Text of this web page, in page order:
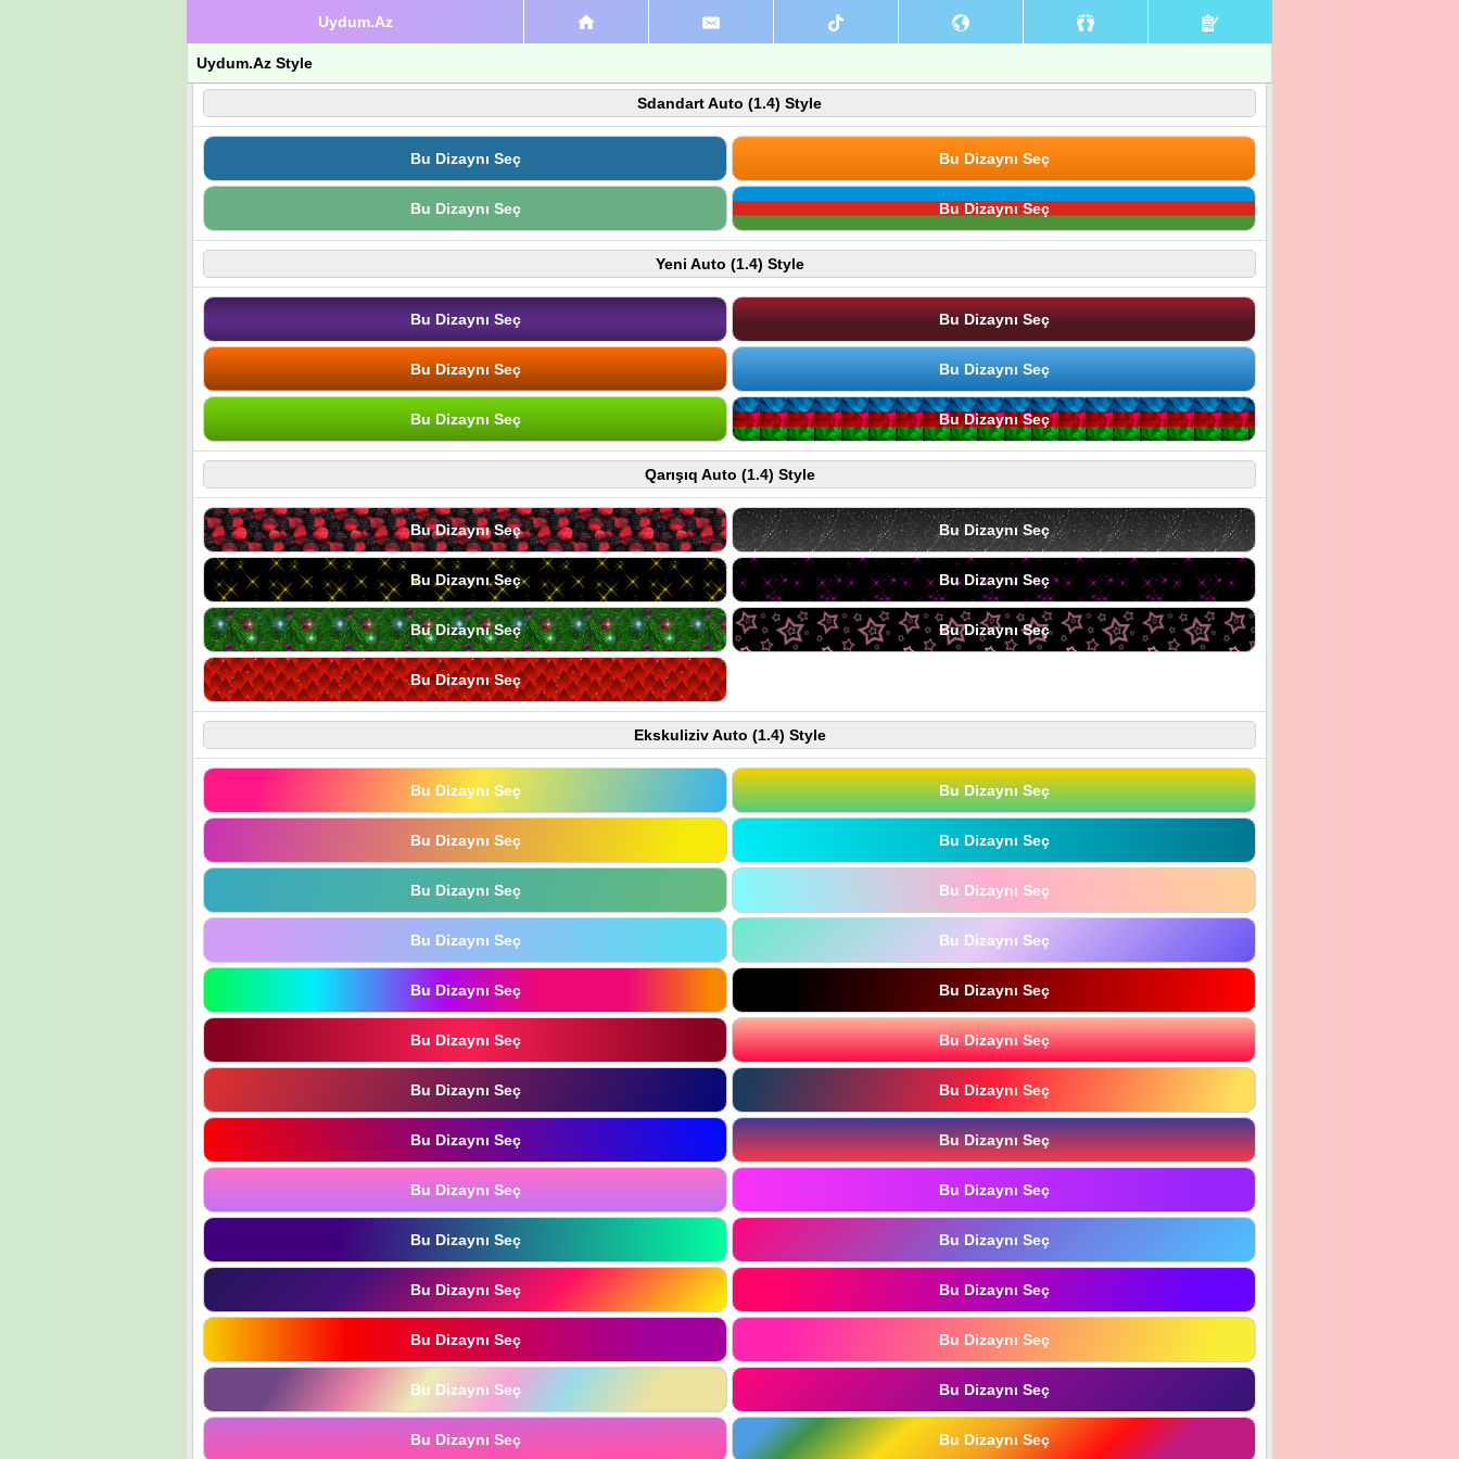
Uydum.Az
Uydum.Az Style
Sdandart Auto (1.4) Style
Bu Dizaynı Seç Bu Dizaynı Seç
Bu Dizaynı Seç Bu Dizaynı Seç
Yeni Auto (1.4) Style
Bu Dizaynı Seç Bu Dizaynı Seç
Bu Dizaynı Seç Bu Dizaynı Seç
Bu Dizaynı Seç Bu Dizaynı Seç
Qarışıq Auto (1.4) Style
Bu Dizaynı Seç Bu Dizaynı Seç
Bu Dizaynı Seç Bu Dizaynı Seç
Bu Dizaynı Seç Bu Dizaynı Seç
Bu Dizaynı Seç
Ekskuliziv Auto (1.4) Style
Bu Dizaynı Seç Bu Dizaynı Seç
Bu Dizaynı Seç Bu Dizaynı Seç
Bu Dizaynı Seç Bu Dizaynı Seç
Bu Dizaynı Seç Bu Dizaynı Seç
Bu Dizaynı Seç Bu Dizaynı Seç
Bu Dizaynı Seç Bu Dizaynı Seç
Bu Dizaynı Seç Bu Dizaynı Seç
Bu Dizaynı Seç Bu Dizaynı Seç
Bu Dizaynı Seç Bu Dizaynı Seç
Bu Dizaynı Seç Bu Dizaynı Seç
Bu Dizaynı Seç Bu Dizaynı Seç
Bu Dizaynı Seç Bu Dizaynı Seç
Bu Dizaynı Seç Bu Dizaynı Seç
Bu Dizaynı Seç Bu Dizaynı Seç